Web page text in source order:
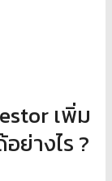
เพิ่ม
ย่างไร ?